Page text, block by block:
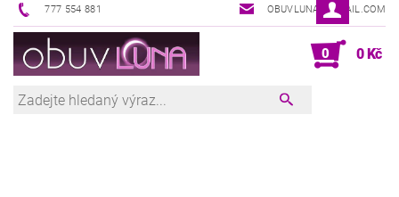
777 554 881 OBUVLUNA@GMAIL.COM
0 0 Kč